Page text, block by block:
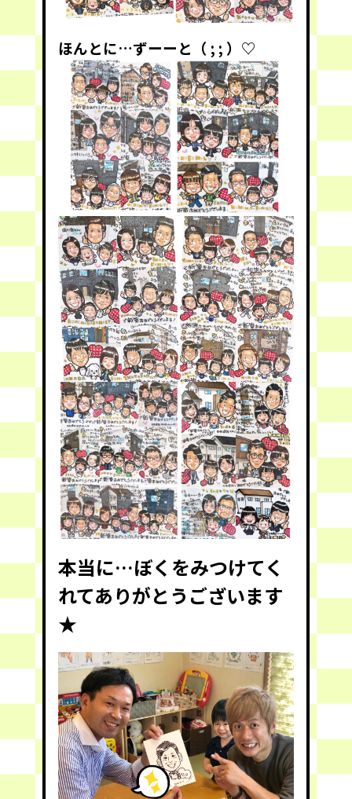
ほんとに…ずーーと（ ; ; ）♡
本当に…ぼくをみつけてく
れてありがとうございます
★